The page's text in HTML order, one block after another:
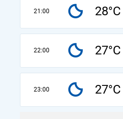
21:00 28°C
22:00 27°C
23:00 27°C